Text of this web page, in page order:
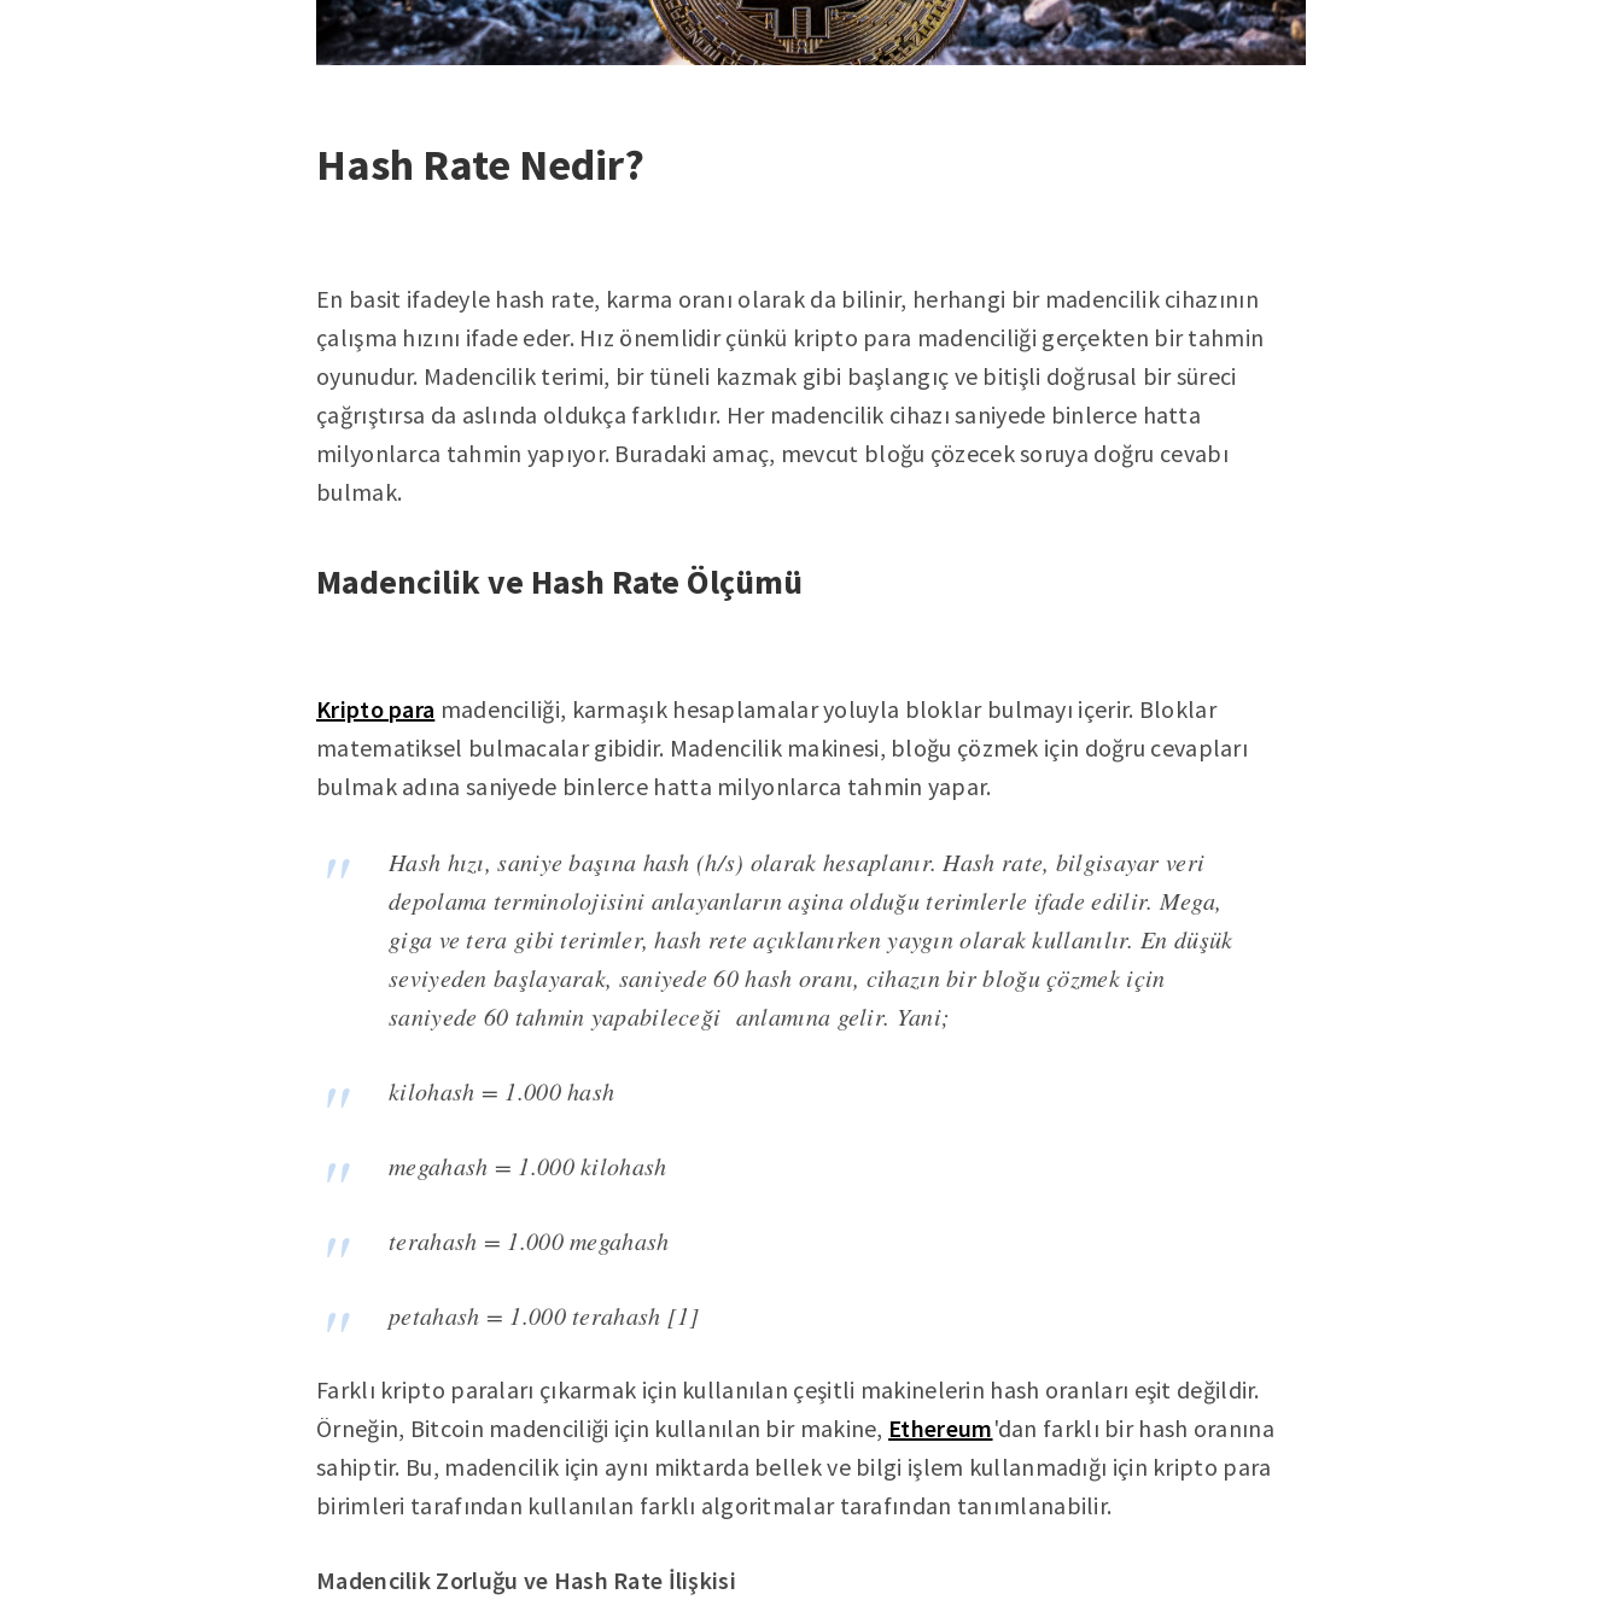
Hash Rate Nedir?
En basit ifadeyle hash rate, karma oranı olarak da bilinir, herhangi bir madencilik cihazının
çalışma hızını ifade eder. Hız önemlidir çünkü kripto para madenciliği gerçekten bir tahmin
oyunudur. Madencilik terimi, bir tüneli kazmak gibi başlangıç ​​ve bitişli doğrusal bir süreci
çağrıştırsa da aslında oldukça farklıdır. Her madencilik cihazı saniyede binlerce hatta
milyonlarca tahmin yapıyor. Buradaki amaç, mevcut bloğu çözecek soruya doğru cevabı
bulmak.
Madencilik ve Hash Rate Ölçümü
Kripto para madenciliği, karmaşık hesaplamalar yoluyla bloklar bulmayı içerir. Bloklar
matematiksel bulmacalar gibidir. Madencilik makinesi, bloğu çözmek için doğru cevapları
bulmak adına saniyede binlerce hatta milyonlarca tahmin yapar.
Hash hızı, saniye başına hash (h/s) olarak hesaplanır. Hash rate, bilgisayar veri
depolama terminolojisini anlayanların aşina olduğu terimlerle ifade edilir. Mega,
giga ve tera gibi terimler, hash rete açıklanırken yaygın olarak kullanılır. En düşük
seviyeden başlayarak, saniyede 60 hash oranı, cihazın bir bloğu çözmek için
saniyede 60 tahmin yapabileceği anlamına gelir. Yani;
kilohash = 1.000 hash
megahash = 1.000 kilohash
terahash = 1.000 megahash
petahash = 1.000 terahash [1]
Farklı kripto paraları çıkarmak için kullanılan çeşitli makinelerin hash oranları eşit değildir.
Örneğin, Bitcoin madenciliği için kullanılan bir makine, Ethereum'dan farklı bir hash oranına
sahiptir. Bu, madencilik için aynı miktarda bellek ve bilgi işlem kullanmadığı için kripto para
birimleri tarafından kullanılan farklı algoritmalar tarafından tanımlanabilir.
Madencilik Zorluğu ve Hash Rate İlişkisi